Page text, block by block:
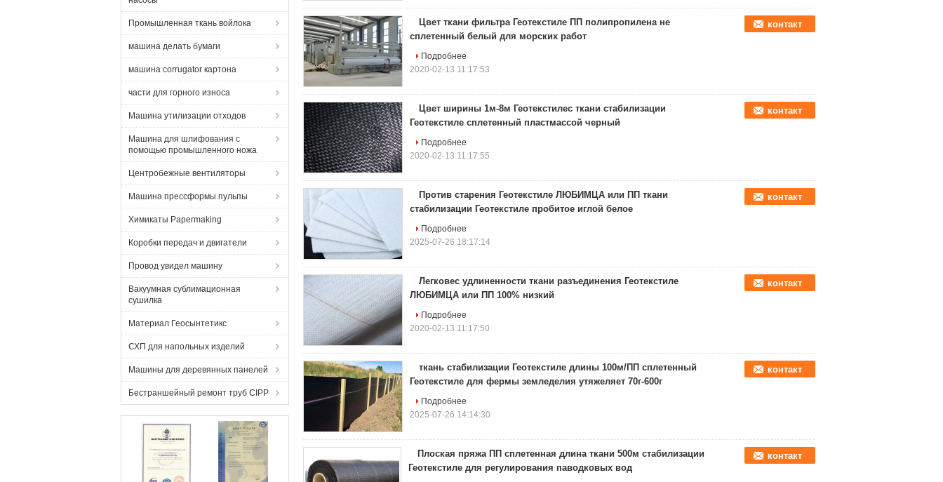
Промышленная ткань войлока
машина делать бумаги
машина corrugator картона
части для горного износа
Машина утилизации отходов
Машина для шлифования с
помощью промышленного ножа
Центробежные вентиляторы
Машина прессформы пульпы
Химикаты Papermaking
Коробки передач и двигатели
Провод увидел машину
Вакуумная сублимационная
сушилка
Материал Геосынтетикс
СХП для напольных изделий
Машины для деревянных панелей
Бестраншейный ремонт труб CIPP
Цвет ткани фильтра Геотекстиле ПП полипропилена не
сплетенный белый для морских работ
контакт
Подробнее
2020-02-13 11:17:53
Цвет ширины 1м-8м Геотекстилес ткани стабилизации
Геотекстиле сплетенный пластмассой черный
контакт
Подробнее
2020-02-13 11:17:55
Против старения Геотекстиле ЛЮБИМЦА или ПП ткани
стабилизации Геотекстиле пробитое иглой белое
контакт
Подробнее
2025-07-26 18:17:14
Легковес удлиненности ткани разъединения Геотекстиле
ЛЮБИМЦА или ПП 100% низкий
контакт
Подробнее
2020-02-13 11:17:50
ткань стабилизации Геотекстиле длины 100м/ПП сплетенный
Геотекстиле для фермы земледелия утяжеляет 70г-600г
контакт
Подробнее
2025-07-26 14:14:30
Плоская пряжа ПП сплетенная длина ткани 500м стабилизации
Геотекстиле для регулирования паводковых вод
контакт